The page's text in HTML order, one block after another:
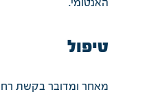
טיפול
מאחר ומדובר בקשת